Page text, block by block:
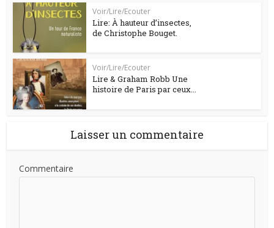
Voir/Lire/Ecouter
Lire: À hauteur d’insectes,
de Christophe Bouget.
Voir/Lire/Ecouter
Lire & Graham Robb Une
histoire de Paris par ceux...
Laisser un commentaire
Commentaire